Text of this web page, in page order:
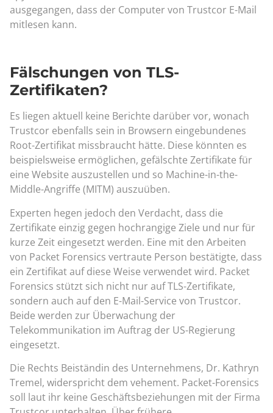
ausgegangen, dass der Computer von Trustcor E-Mail
mitlesen kann.
Fälschungen von TLS-
Zertifikaten?
Es liegen aktuell keine Berichte darüber vor, wonach
Trustcor ebenfalls sein in Browsern eingebundenes
Root-Zertifikat missbraucht hätte. Diese könnten es
beispielsweise ermöglichen, gefälschte Zertifikate für
eine Website auszustellen und so Machine-in-the-
Middle-Angriffe (MITM) auszuüben.
Experten hegen jedoch den Verdacht, dass die
Zertifikate einzig gegen hochrangige Ziele und nur für
kurze Zeit eingesetzt werden. Eine mit den Arbeiten
von Packet Forensics vertraute Person bestätigte, dass
ein Zertifikat auf diese Weise verwendet wird. Packet
Forensics stützt sich nicht nur auf TLS-Zertifikate,
sondern auch auf den E-Mail-Service von Trustcor.
Beide werden zur Überwachung der
Telekommunikation im Auftrag der US-Regierung
eingesetzt.
Die Rechts Beiständin des Unternehmens, Dr. Kathryn
Tremel, widerspricht dem vehement. Packet-Forensics
soll laut ihr keine Geschäftsbeziehungen mit der Firma